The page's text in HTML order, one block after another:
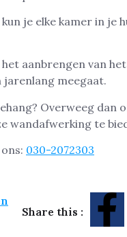
je elke kamer in je
aanbrengen van
meegaat.
Overweeg dan
wandafwerking te
030-2072303
Share this :